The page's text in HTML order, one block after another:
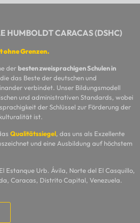
HUMBOLDT CARACAS (DSHC)
ohne Grenzen.
derbesten zweisprachigen Schulen in
das Beste der deutschen und
verbindet. Unser Bildungsmodell
und administrativen Standards, wobei
der Schlüssel zur Förderung der
ist.
Qualitätssiegel, das uns als Exzellente
und eine Ausbildung auf höchstem
Estanque Urb. Ávila, Norte del El Casquillo,
Caracas, Distrito Capital, Venezuela.